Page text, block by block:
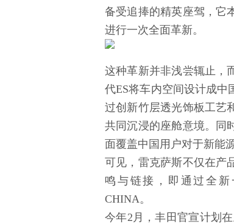
备受追捧的精英座驾，它
进行一次全面革新。
这种革新并非浅尝辄止，
代ES将车内空间设计成中
过创新竹层透光饰板工艺
共同沉浸的座舱意境。同
面覆盖中国用户对于新能
可见，雷克萨斯不仅在产
鸣与链接，即通过全
CHINA。
今年2月，丰田官宣计划